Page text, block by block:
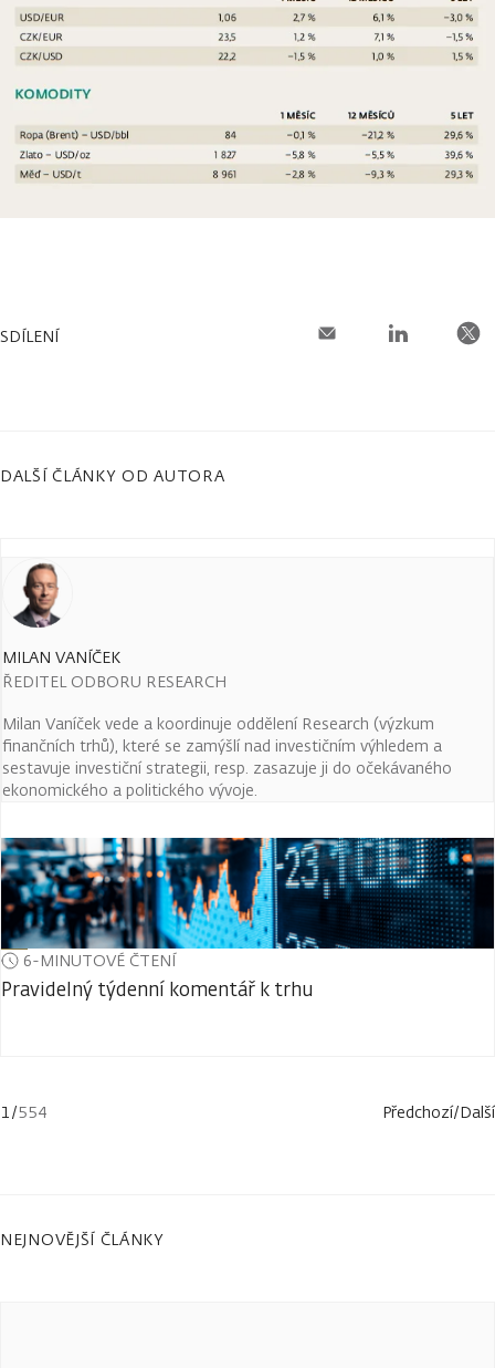
SDÍLENÍ
DALŠÍ ČLÁNKY OD AUTORA
MILAN VANÍČEK
ŘEDITEL ODBORU RESEARCH
Milan Vaníček vede a koordinuje oddělení Research (výzkum
finančních trhů), které se zamýšlí nad investičním výhledem a
sestavuje investiční strategii, resp. zasazuje ji do očekávaného
ekonomického a politického vývoje.
6-MINUTOVÉ ČTENÍ
Pravidelný týdenní komentář k trhu
1/554 Předchozí/Další
NEJNOVĚJŠÍ ČLÁNKY